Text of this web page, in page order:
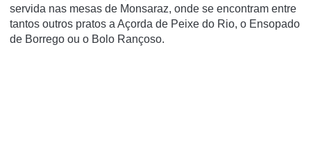
servida nas mesas de Monsaraz, onde se encontram entre
tantos outros pratos a Açorda de Peixe do Rio, o Ensopado
de Borrego ou o Bolo Rançoso.